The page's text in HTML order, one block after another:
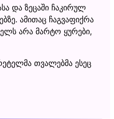
და ზეცაში ჩაკირულ
ამითაც ჩაგვაფიქრა
არა მარტო ყურები,
თვალებმა ესეც